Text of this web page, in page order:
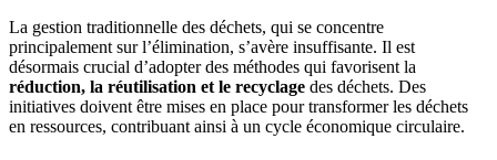
La gestion traditionnelle des déchets, qui se concentre
principalement sur l’élimination, s’avère insuffisante. Il est
désormais crucial d’adopter des méthodes qui favorisent la
réduction, la réutilisation et le recyclage des déchets. Des
initiatives doivent être mises en place pour transformer les déchets
en ressources, contribuant ainsi à un cycle économique circulaire.